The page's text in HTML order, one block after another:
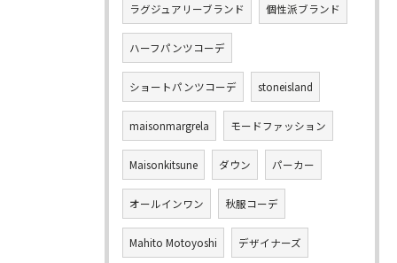
ラグジュアリーブランド 個性派ブランド
ハーフパンツコーデ
ショートパンツコーデ stoneisland
maisonmargrela モードファッション
Maisonkitsune ダウン パーカー
オールインワン 秋服コーデ
Mahito Motoyoshi デザイナーズ